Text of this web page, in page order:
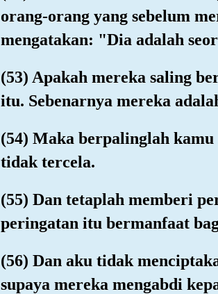
orang-orang yang sebelum
mengatakan: "Dia adalah
(53) Apakah mereka saling
itu. Sebenarnya mereka
(54) Maka berpalinglah
tidak tercela.
(55) Dan tetaplah memberi
peringatan itu bermanfaat
(56) Dan aku tidak
supaya mereka mengabdi